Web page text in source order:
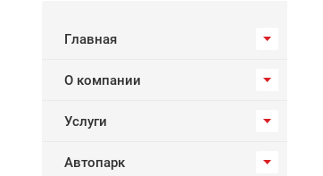
Главная
О компании
Услуги
Автопарк